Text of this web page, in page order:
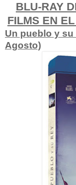
BLU-RAY
FILMS EN
Un pueblo y su
Agosto)